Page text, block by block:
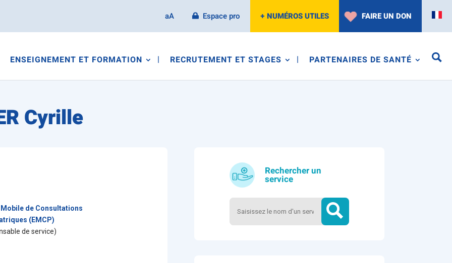
aA Espace pro + NUMÉROS UTILES FAIRE UN DON
ENSEIGNEMENT ET FORMATION RECRUTEMENT ET STAGES PARTENAIRES DE SANTÉ
Cyrille
Mobile de Consultations
(EMCP)
de service)
Rechercher un
service